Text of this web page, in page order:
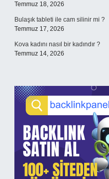
Temmuz 18, 2026
Bulaşık tableti ile cam silinir mi ?
Temmuz 17, 2026
Kova kadını nasıl bir kadındır ?
Temmuz 14, 2026